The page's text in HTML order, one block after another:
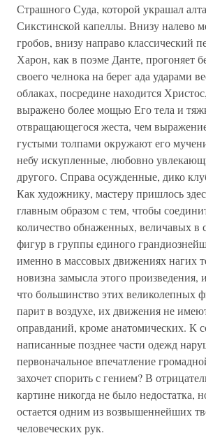
Страшного Суда, которой украшал
Сикстинской капеллы. Внизу налево
гробов, внизу направо классический
Харон, как в поэме Данте, прогоняет
своего челнока на берег ада ударами
облаках, посредине находится
выражено более мощью Его тела и
отвращающегося жеста, чем
густыми толпами окружают его
небу искупленные, любовно
другого. Справа осужденные, дико
Как художнику, мастеру пришлось
главным образом с тем, чтобы
количество обнаженных, величавых в
фигур в группы единого
именно в массовых движениях нагих
новизна замысла этого произведения,
что большинство этих великолепных
парит в воздухе, их движения не
оправданий, кроме анатомических. К
написанные позднее части одежд
первоначальное впечатление
захочет спорить с гением? В
картине никогда не было недостатка,
остается одним из возвышеннейших
человеческих рук.